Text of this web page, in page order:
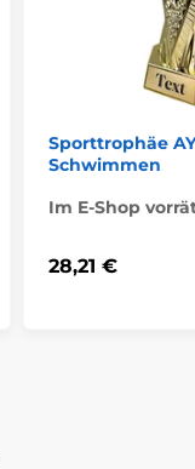
Sporttrophäe
Schwimmen
Im E-Shop
28,21 €